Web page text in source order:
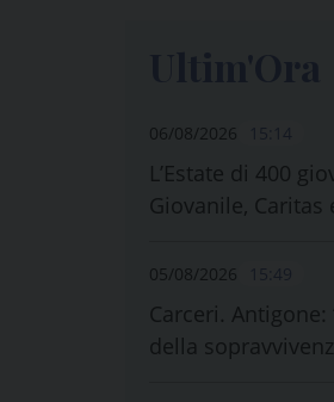
06/08/2026
L’Estate di 400
Giovanile, Caritas
05/08/2026
Carceri.
della